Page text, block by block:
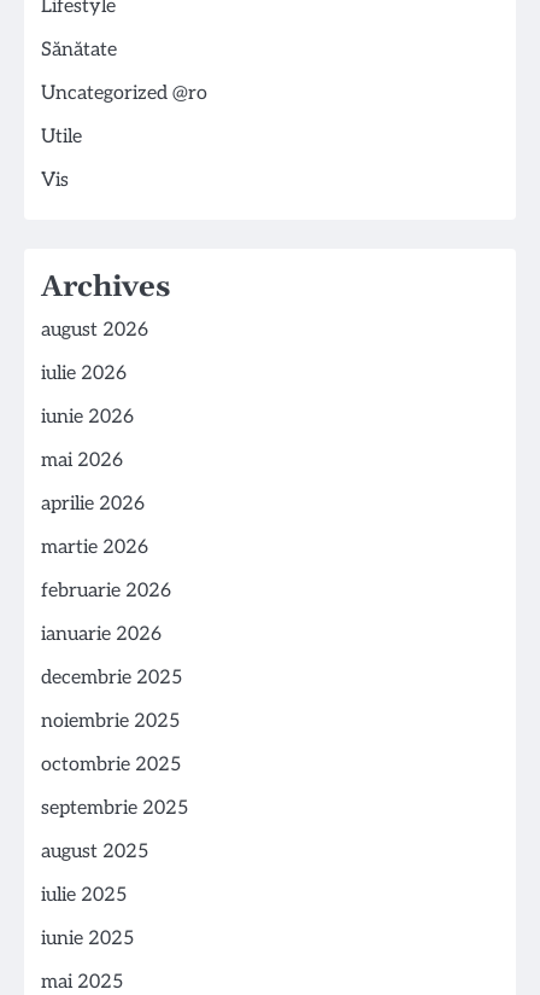
Lifestyle
Sănătate
Uncategorized @ro
Utile
Vis
Archives
august 2026
iulie 2026
iunie 2026
mai 2026
aprilie 2026
martie 2026
februarie 2026
ianuarie 2026
decembrie 2025
noiembrie 2025
octombrie 2025
septembrie 2025
august 2025
iulie 2025
iunie 2025
mai 2025